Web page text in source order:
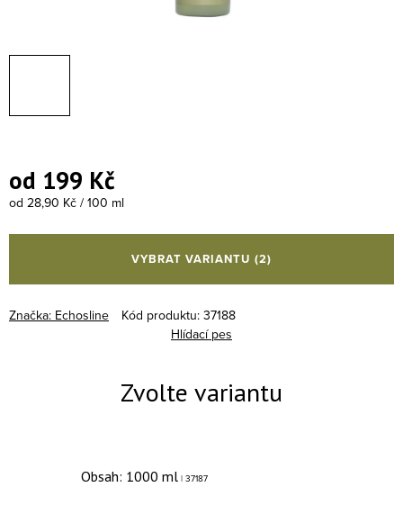
od 199 Kč
Měrná cena:
od 28,90 Kč / 100 ml
VYBRAT VARIANTU (2)
Značka: Echosline Kód produktu: 37188
Hlídací pes
Obsah: 1000 ml | 37187